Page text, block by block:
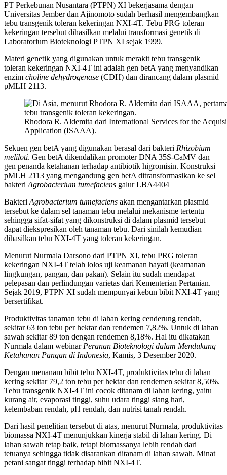
PT Perkebunan Nusantara (PTPN) XI bekerjasama dengan
Universitas Jember dan Ajinomoto sudah berhasil mengembangkan
tebu transgenik toleran kekeringan NXI-4T. Tebu PRG toleran
kekeringan tersebut dihasilkan melalui transformasi genetik di
Laboratorium Bioteknologi PTPN XI sejak 1999.
Materi genetik yang digunakan untuk merakit tebu transgenik
toleran kekeringan NXI-4T ini adalah gen betA yang menyandikan
enzim choline dehydrogenase (CDH) dan dirancang dalam plasmid
pMLH 2113.
Rhodora R. Aldemita dari International Services for the
Application (ISAAA).
Sekuen gen betA yang digunakan berasal dari bakteri Rhizobium
meliloti. Gen betA dikendalikan promoter DNA 35S-CaMV dan
gen penanda ketahanan terhadap antibiotik higromisin. Konstruksi
pMLH 2113 yang mengandung gen betA ditransformasikan ke sel
bakteri Agrobacterium tumefaciens galur LBA4404
Bakteri Agrobacterium tumefaciens akan mengantarkan plasmid
tersebut ke dalam sel tanaman tebu melalui mekanisme tertentu
sehingga sifat-sifat yang dikonstruksi di dalam plasmid tersebut
dapat diekspresikan oleh tanaman tebu. Dari sinilah kemudian
dihasilkan tebu NXI-4T yang toleran kekeringan.
Menurut Nurmala Darsono dari PTPN XI, tebu PRG toleran
kekeringan NXI-4T telah lolos uji keamanan hayati (keamanan
lingkungan, pangan, dan pakan). Selain itu sudah mendapat
pelepasan dan perlindungan varietas dari Kementerian Pertanian.
Sejak 2019, PTPN XI sudah mempunyai kebun bibit NXI-4T yang
bersertifikat.
Produktivitas tanaman tebu di lahan kering cenderung rendah,
sekitar 63 ton tebu per hektar dan rendemen 7,82%. Untuk di lahan
sawah sekitar 89 ton dengan rendemen 8,18%. Hal itu dikatakan
Nurmala dalam webinar Peranan Bioteknologi dalam Mendukung
Ketahanan Pangan di Indonesia, Kamis, 3 Desember 2020.
Dengan menanam bibit tebu NXI-4T, produktivitas tebu di lahan
kering sekitar 79,2 ton tebu per hektar dan rendemen sekitar 8,50%.
Tebu transgenik NXI-4T ini cocok ditanam di lahan kering, yaitu
kurang air, evaporasi tinggi, suhu udara tinggi siang hari,
kelembaban rendah, pH rendah, dan nutrisi tanah rendah.
Dari hasil penelitian tersebut di atas, menurut Nurmala, produktivitas
biomassa NXI-4T menunjukkan kinerja stabil di lahan kering. Di
lahan sawah tetap baik, tetapi biomassanya lebih rendah dari
tetuanya sehingga tidak disarankan ditanam di lahan sawah. Minat
petani sangat tinggi terhadap bibit NXI-4T.